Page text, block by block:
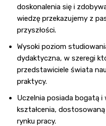
doskonalenia się i
wiedzę przekazujemy z
przyszłości.
Wysoki poziom
dydaktyczna, w szeregi
przedstawiciele świata
praktycy.
Uczelnia posiada bogatą
kształcenia,
rynku pracy.